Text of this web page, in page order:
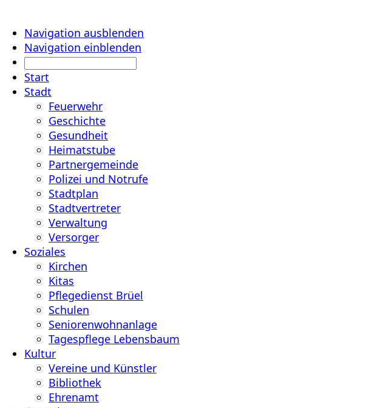
Navigation ausblenden
Navigation einblenden
Start
Stadt
Feuerwehr
Geschichte
Gesundheit
Heimatstube
Partnergemeinde
Polizei und Notrufe
Stadtplan
Stadtvertreter
Verwaltung
Versorger
Soziales
Kirchen
Kitas
Pflegedienst Brüel
Schulen
Seniorenwohnanlage
Tagespflege Lebensbaum
Kultur
Vereine und Künstler
Bibliothek
Ehrenamt